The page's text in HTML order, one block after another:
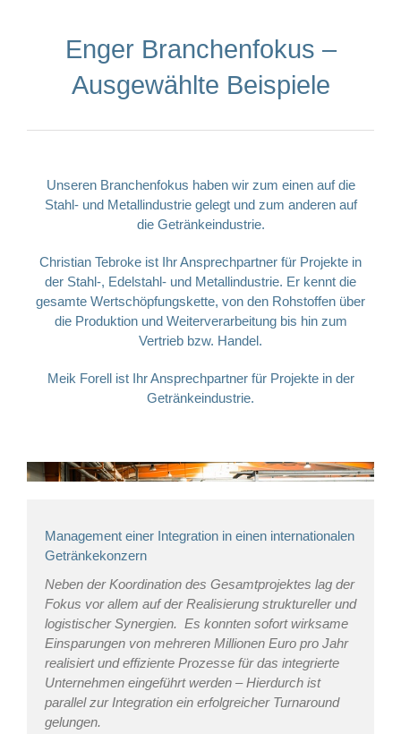
Enger Branchenfokus –
Ausgewählte Beispiele
Unseren Branchenfokus haben wir zum einen auf die
Stahl- und Metallindustrie gelegt und zum anderen auf
die Getränkeindustrie.
Christian Tebroke ist Ihr Ansprechpartner für Projekte in
der Stahl-, Edelstahl- und Metallindustrie. Er kennt die
gesamte Wertschöpfungskette, von den Rohstoffen über
die Produktion und Weiterverarbeitung bis hin zum
Vertrieb bzw. Handel.
Meik Forell ist Ihr Ansprechpartner für Projekte in der
Getränkeindustrie.
Management einer Integration in einen internationalen
Getränkekonzern
Neben der Koordination des Gesamtprojektes lag der
Fokus vor allem auf der Realisierung struktureller und
logistischer Synergien. Es konnten sofort wirksame
Einsparungen von mehreren Millionen Euro pro Jahr
realisiert und effiziente Prozesse für das integrierte
Unternehmen eingeführt werden – Hierdurch ist
parallel zur Integration ein erfolgreicher Turnaround
gelungen.